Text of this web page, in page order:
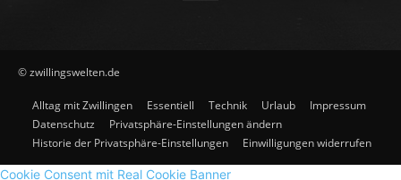
© zwillingswelten.de
Alltag mit Zwillingen Essentiell Technik Urlaub
Impressum
Datenschutz
Privatsphäre-Einstellungen ändern
Historie der Privatsphäre-Einstellungen
Einwilligungen widerrufen
Cookie Consent mit Real Cookie Banner